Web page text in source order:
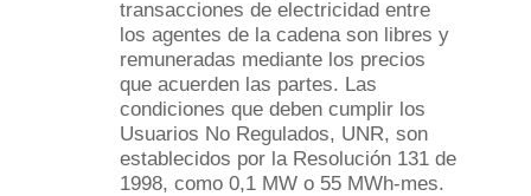
transacciones de electricidad entre
los agentes de la cadena son libres y
remuneradas mediante los precios
que acuerden las partes. Las
condiciones que deben cumplir los
Usuarios No Regulados, UNR, son
establecidos por la Resolución 131 de
1998, como 0,1 MW o 55 MWh-mes.